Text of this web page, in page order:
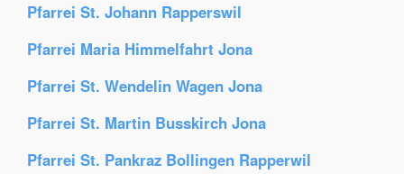
Pfarrei St. Johann Rapperswil
Pfarrei Maria Himmelfahrt Jona
Pfarrei St. Wendelin Wagen Jona
Pfarrei St. Martin Busskirch Jona
Pfarrei St. Pankraz Bollingen Rapperwil